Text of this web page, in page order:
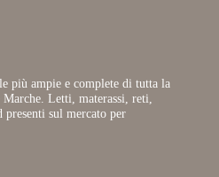
più ampie e complete di tutta la
Letti, materassi, reti,
sul mercato per